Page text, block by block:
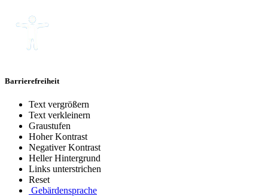
Barrierefreiheit
Text vergrößern
Text verkleinern
Graustufen
Hoher Kontrast
Negativer Kontrast
Heller Hintergrund
Links unterstrichen
Reset
Gebärdensprache